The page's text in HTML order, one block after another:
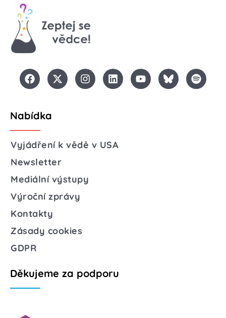
Nabídka
Vyjádření k vědě v USA
Newsletter
Mediální výstupy
Výroční zprávy
Kontakty
Zásady cookies
GDPR
Děkujeme za podporu